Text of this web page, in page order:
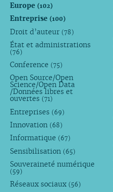
Europe (102)
Entreprise (100)
Droit d’auteur (78)
État et administrations
(76)
Conference (75)
Open Source/Open
Science/Open Data
/Données libres et
ouvertes (71)
Entreprises (69)
Innovation (68)
Informatique (67)
Sensibilisation (65)
Souveraineté numérique
(59)
Réseaux sociaux (56)